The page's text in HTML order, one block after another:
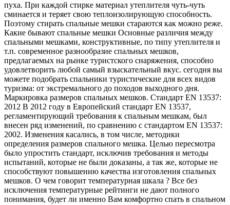
пуха. При каждой стирке материал утеплителя чуть-чуть
сминается и теряет свою теплоизолирующую способность.
Поэтому стирать спальные мешки стараются как можно реже.
Какие бывают спальные мешки Основные различия между
спальными мешками, конструктивные, по типу утеплителя и
т.п. современное разнообразие спальных мешков,
предлагаемых на рынке туристского снаряжения, способно
удовлетворить любой самый взыскательный вкус. сегодня вы
можете подобрать спальники туристические для всех видов
туризма: от экстремального до походов выходного дня.
Маркировка размеров спальных мешков. Стандарт EN 13537:
2012 В 2012 году в Европейский стандарт EN 13537,
регламентирующий требования к спальным мешкам, был
внесен ряд изменений, по сравнению с стандартом EN 13537:
2002. Изменения касались, в том числе, методики
определения размеров спального мешка. Целью пересмотра
было упростить стандарт, исключив требования и методы
испытаний, которые не были доказаны, а так же, которые не
способствуют повышению качества изготовления спальных
мешков. О чем говорит температурная шкала ? Все без
исключения температурные рейтинги не дают полного
понимания, будет ли именно Вам комфортно спать в спальном